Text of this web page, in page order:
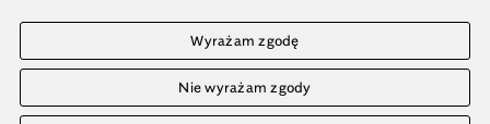
Wyrażam zgodę
Nie wyrażam zgody